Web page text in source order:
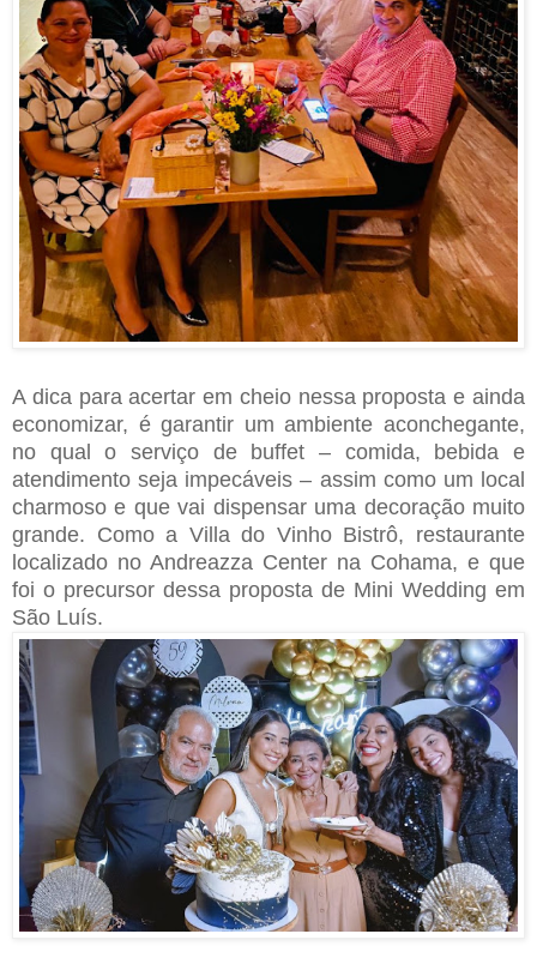
A dica para acertar em cheio nessa proposta e ainda
economizar, é garantir um ambiente aconchegante,
no qual o serviço de buffet – comida, bebida e
atendimento seja impecáveis – assim como um local
charmoso e que vai dispensar uma decoração muito
grande. Como a Villa do Vinho Bistrô, restaurante
localizado no Andreazza Center na Cohama, e que
foi o precursor dessa proposta de Mini Wedding em
São Luís.